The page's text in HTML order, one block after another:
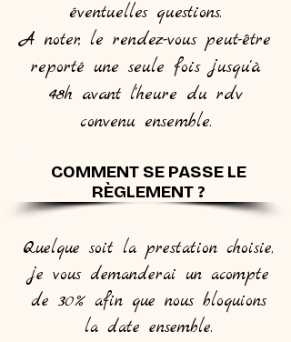
éventuelles questions.
A noter, le rendez-vous peut-être
reporté une seule fois jusqu'à
48h avant l'heure du rdv
convenu ensemble.
COMMENT SE PASSE LE
RÈGLEMENT ?
Quelque soit la prestation choisie,
je vous demanderai un acompte
de 30% afin que nous bloquions
la date ensemble.